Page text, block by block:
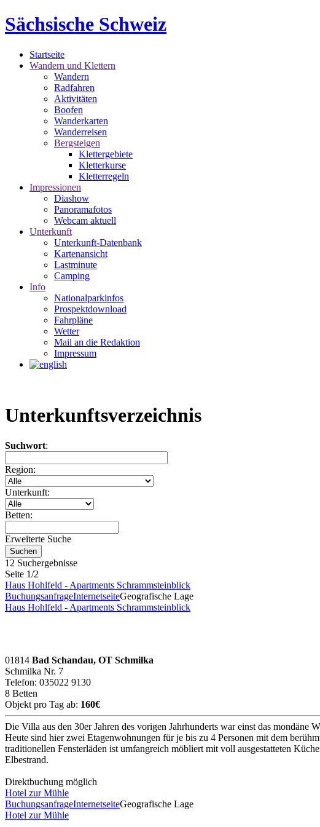
Sächsische Schweiz
Startseite
Wandern und Klettern
Wandern
Radfahren
Aktivitäten
Boofen
Wanderkarten
Wanderreisen
Bergsteigen
Klettergebiete
Kletterkurse
Kletterregeln
Impressionen
Diashow
Panoramafotos
Webcam aktuell
Unterkunft
Unterkunft-Datenbank
Kartenansicht
Lastminute
Camping
Info
Nationalparkinfos
Prospektdownload
Fahrpläne
Wetter
Mail an die Redaktion
Impressum
Unterkunftsverzeichnis
Suchwort:
Region:
Unterkunft:
Betten:
Erweiterte Suche
12 Suchergebnisse
Seite 1/2
Haus Hohlfeld - Apartments Schrammsteinblick
BuchungsanfrageInternetseiteGeografische Lage
Haus Hohlfeld - Apartments Schrammsteinblick
01814 Bad Schandau, OT Schmilka
Schmilka Nr. 7
Telefon: 035022 9130
8 Betten
Objekt pro Tag ab: 160€
Die Villa aus den 30er Jahren des vorigen Jahrhunderts war einst das mondäne
Heute sind hier zwei Etagenwohnungen für je bis zu 4 Personen mit dem
traditionellen Fensterläden ist umfangreich möbliert mit voll ausgestatteten
Elbestrand.
Direktbuchung möglich
Hotel zur Mühle
BuchungsanfrageInternetseiteGeografische Lage
Hotel zur Mühle